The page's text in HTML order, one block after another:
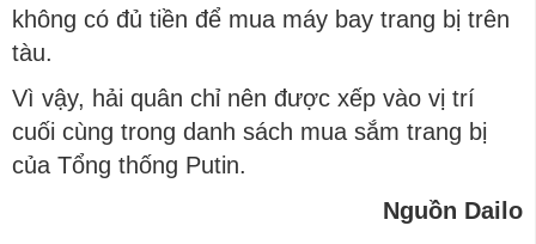
không có đủ tiền để mua máy bay trang bị trên
tàu.
Vì vậy, hải quân chỉ nên được xếp vào vị trí
cuối cùng trong danh sách mua sắm trang bị
của Tổng thống Putin.
Nguồn Dailo